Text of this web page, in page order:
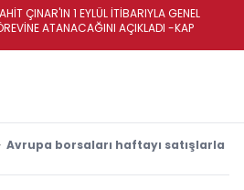
ÇINAR'IN 1 EYLÜL İTİBARIYLA GENEL
ATANACAĞINI AÇIKLADI -KAP
Avrupa borsaları haftayı satışlarla